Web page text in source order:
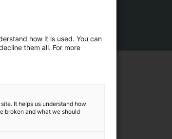
how it is used. You can
them all. For more
It helps us understand how
broken and what we should